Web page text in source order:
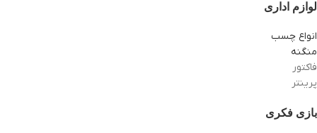
لوازم اداری
انواع چسب
منگنه
فاکتور
پرینتر
بازی فکری